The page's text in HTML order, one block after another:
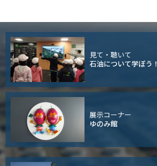
見て・聴いて
石油について学ぼう！
展示コーナー
ゆのみ館